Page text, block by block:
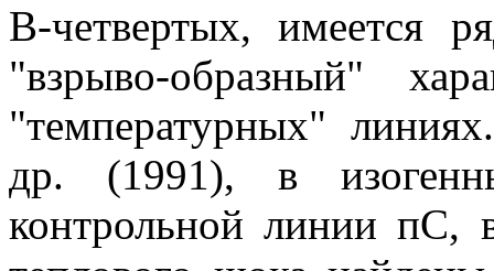
В-четвертых, имеется
"взрыво-образный"
"температурных"
др. (1991), в
контрольной линии пС,